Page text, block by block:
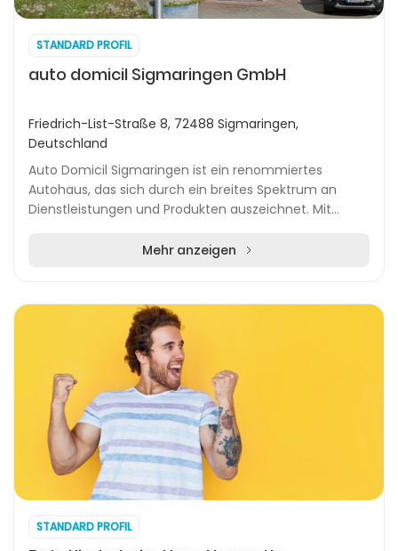
STANDARD PROFIL
auto domicil Sigmaringen GmbH
Friedrich-List-Straße 8, 72488 Sigmaringen,
Deutschland
Auto Domicil Sigmaringen ist ein renommiertes
Autohaus, das sich durch ein breites Spektrum an
Dienstleistungen und Produkten auszeichnet. Mit
Unternehmen sei...Mehr anzeigen
STANDARD PROFIL